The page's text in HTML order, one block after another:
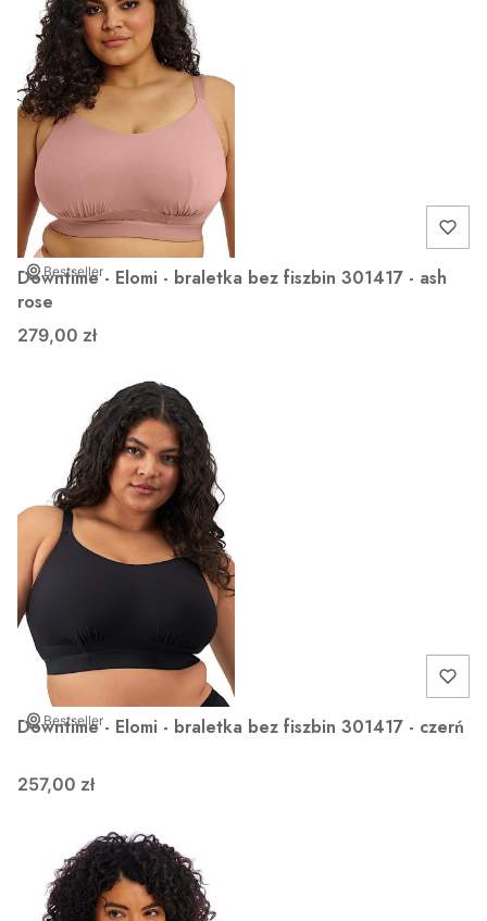
Bestseller
Downtime - Elomi - braletka bez fiszbin 301417 - ash
rose
279,00 zł
Bestseller
Downtime - Elomi - braletka bez fiszbin 301417 - czerń
257,00 zł